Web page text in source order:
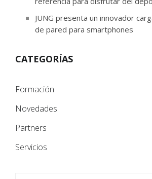
JUNG presenta un innovador
de pared para smartphones
CATEGORÍAS
Formación
Novedades
Partners
Servicios